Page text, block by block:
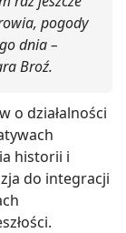
pogody
dnia –
Broź.
o działalności
historii i
do integracji